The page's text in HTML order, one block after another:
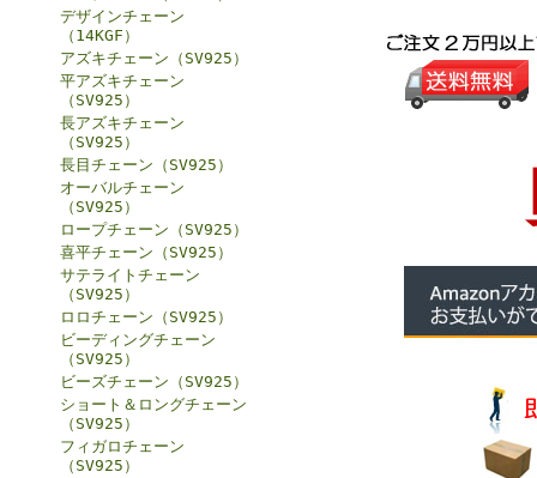
デザインチェーン
（14KGF）
アズキチェーン（SV925）
平アズキチェーン
（SV925）
長アズキチェーン
（SV925）
長目チェーン（SV925）
オーバルチェーン
（SV925）
ロープチェーン（SV925）
喜平チェーン（SV925）
サテライトチェーン
（SV925）
ロロチェーン（SV925）
ビーディングチェーン
（SV925）
ビーズチェーン（SV925）
ショート＆ロングチェーン
（SV925）
フィガロチェーン
（SV925）